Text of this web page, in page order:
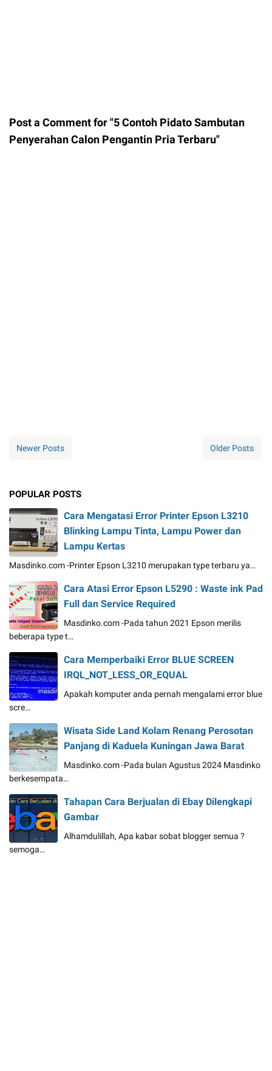
Post a Comment for "5 Contoh Pidato Sambutan
Penyerahan Calon Pengantin Pria Terbaru"
Newer Posts Older Posts
POPULAR POSTS
Cara Mengatasi Error Printer Epson L3210
Blinking Lampu Tinta, Lampu Power dan
Lampu Kertas
Masdinko.com -Printer Epson L3210 merupakan type terbaru ya…
Cara Atasi Error Epson L5290 : Waste ink Pad
Full dan Service Required
Masdinko.com -Pada tahun 2021 Epson merilis
beberapa type t…
Cara Memperbaiki Error BLUE SCREEN
IRQL_NOT_LESS_OR_EQUAL
Apakah komputer anda pernah mengalami error blue
scre…
Wisata Side Land Kolam Renang Perosotan
Panjang di Kaduela Kuningan Jawa Barat
Masdinko.com -Pada bulan Agustus 2024 Masdinko
berkesempata…
Tahapan Cara Berjualan di Ebay Dilengkapi
Gambar
Alhamdulillah, Apa kabar sobat blogger semua ?
semoga…